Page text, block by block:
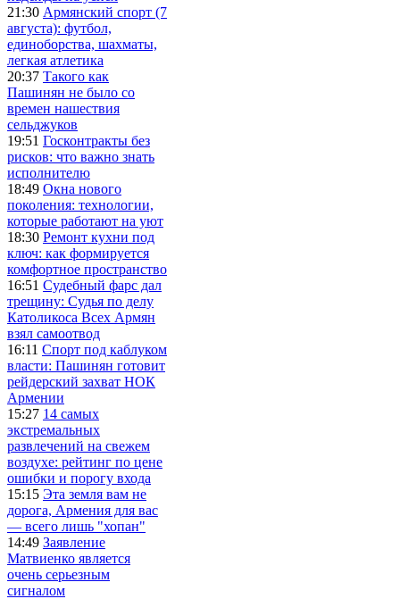
21:30 Армянский спорт (7
августа): футбол,
единоборства, шахматы,
легкая атлетика
20:37 Такого как
Пашинян не было со
времен нашествия
сельджуков
19:51 Госконтракты без
рисков: что важно знать
исполнителю
18:49 Окна нового
поколения: технологии,
которые работают на уют
18:30 Ремонт кухни под
ключ: как формируется
комфортное пространство
16:51 Судебный фарс дал
трещину: Судья по делу
Католикоса Всех Армян
взял самоотвод
16:11 Спорт под каблуком
власти: Пашинян готовит
рейдерский захват НОК
Армении
15:27 14 самых
экстремальных
развлечений на свежем
воздухе: рейтинг по цене
ошибки и порогу входа
15:15 Эта земля вам не
дорога, Армения для вас
— всего лишь "хопан"
14:49 Заявление
Матвиенко является
очень серьезным
сигналом